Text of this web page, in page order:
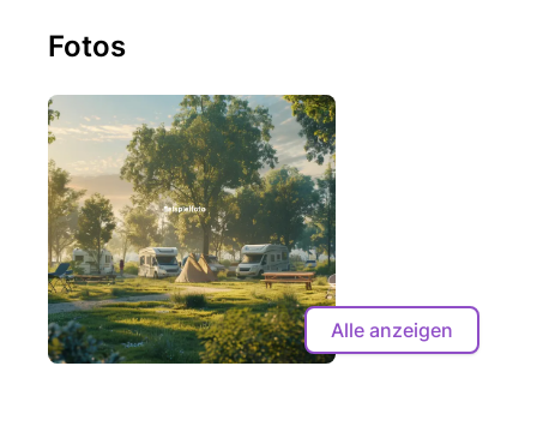
Fotos
Alle anzeigen